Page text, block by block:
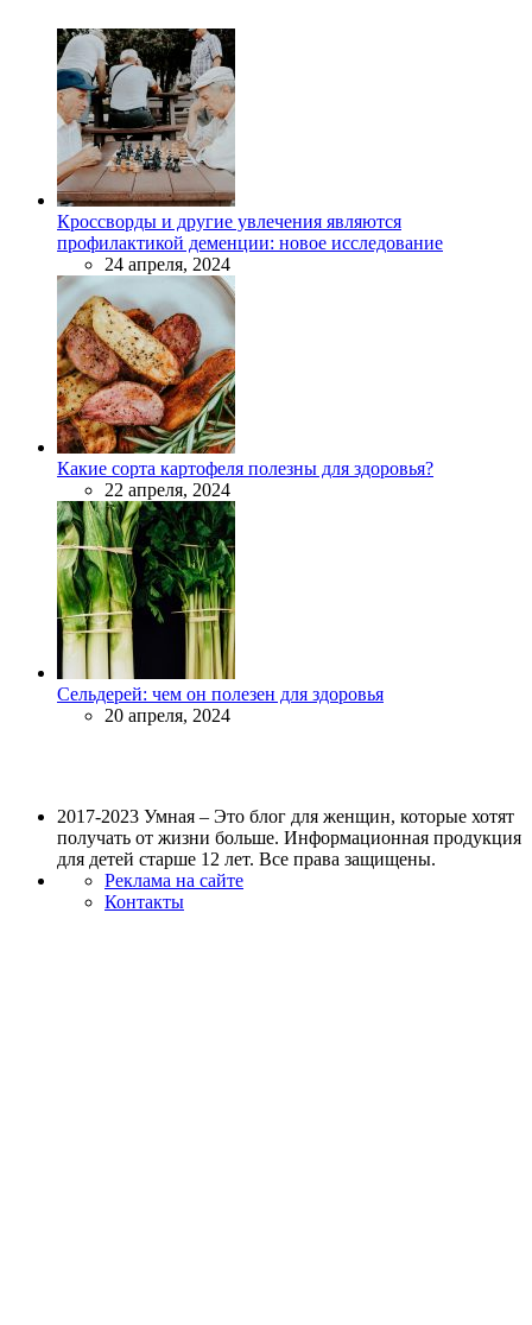
Кроссворды и другие увлечения являются
профилактикой деменции: новое исследование
24 апреля, 2024
Какие сорта картофеля полезны для здоровья?
22 апреля, 2024
Сельдерей: чем он полезен для здоровья
20 апреля, 2024
2017-2023 Умная – Это блог для женщин, которые хотят
получать от жизни больше. Информационная продукция
для детей старше 12 лет. Все права защищены.
Реклама на сайте
Контакты